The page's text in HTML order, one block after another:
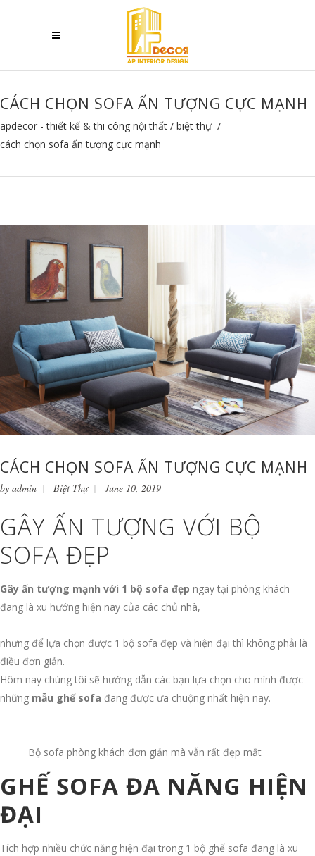
CÁCH CHỌN SOFA ẤN TƯỢNG CỰC MẠNH
apdecor - thiết kế & thi công nội thất / biệt thự /
cách chọn sofa ấn tượng cực mạnh
CÁCH CHỌN SOFA ẤN TƯỢNG CỰC MẠNH
by admin Biệt Thự June 10, 2019
GÂY ẤN TƯỢNG VỚI BỘ
SOFA ĐẸP
Gây ấn tượng mạnh với 1 bộ sofa đẹp ngay tại phòng khách
đang là xu hướng hiện nay của các chủ nhà,
nhưng để lựa chọn được 1 bộ sofa đẹp và hiện đại thì không phải là
điều đơn giản.
Hôm nay chúng tôi sẽ hướng dẫn các bạn lựa chọn cho mình được
những mẫu ghế sofa đang được ưa chuộng nhất hiện nay.
Bộ sofa phòng khách đơn giản mà vẫn rất đẹp mắt
GHẾ SOFA ĐA NĂNG HIỆN
ĐẠI
Tích hợp nhiều chức năng hiện đại trong 1 bộ ghế sofa đang là xu